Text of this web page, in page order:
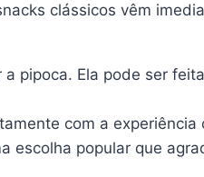
clássicos vêm
pipoca. Ela pode ser
com a experiência
escolha popular que